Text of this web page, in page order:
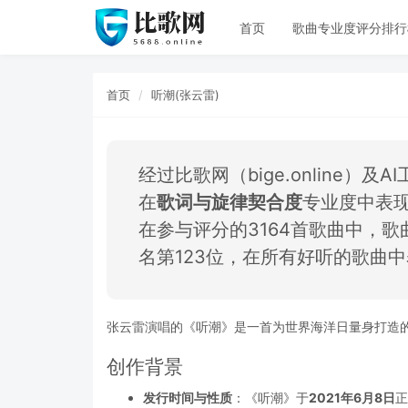
首页 歌曲专业度评分排
首页 听潮(张云雷)
经过比歌网（bige.online）及AI
在歌词与旋律契合度专业度中表
在参与评分的3164首歌曲中，
名第123位，在所有好听的歌曲
张云雷演唱的《听潮》是一首为世界海洋日量身打
创作背景
发行时间与性质 ：《听潮》于2021年6月8日